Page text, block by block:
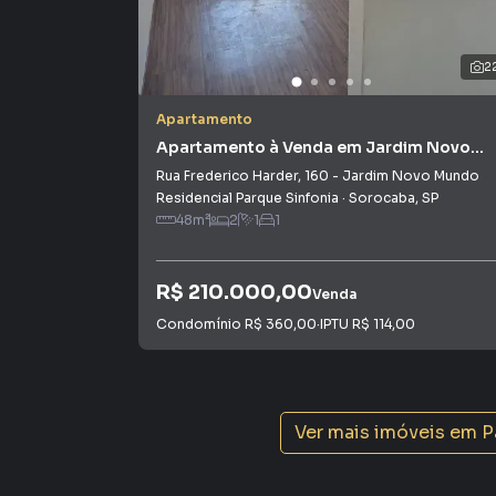
Na Plus Negócios Imobiliários você
em imobiliárias tradicionais. Já vendemos e
em Parque Reserva Fazenda Imperial. Isso
produzir campanhas específicas para
interessados e tendo como consequência
rápido. Contamos também com um time de
atendimento preparada para atender
Apartamento
Apartamento à Venda em Jardim Novo
Mundo
Rua Frederico Harder, 160 - Jardim Novo Mundo
Residencial Parque Sinfonia · Sorocaba, SP
48m² 2 1 1
R$ 210.000,00Venda
Condomínio R$ 360,00·IPTU R$ 114,00
Ver mais imóveis em